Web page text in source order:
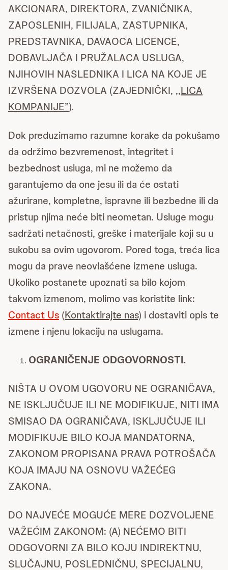
AKCIONARA, DIREKTORA, ZVANIČNIKA,
ZAPOSLENIH, FILIJALA, ZASTUPNIKA,
PREDSTAVNIKA, DAVAOCA LICENCE,
DOBAVLJAČA I PRUŽALACA USLUGA,
NJIHOVIH NASLEDNIKA I LICA NA KOJE JE
IZVRŠENA DOZVOLA (ZAJEDNIČKI, ,,LICA
KOMPANIJE”).
Dok preduzimamo razumne korake da pokušamo
da održimo bezvremenost, integritet i
bezbednost usluga, mi ne možemo da
garantujemo da one jesu ili da će ostati
ažurirane, kompletne, ispravne ili bezbedne ili da
pristup njima neće biti neometan. Usluge mogu
sadržati netačnosti, greške i materijale koji su u
sukobu sa ovim ugovorom. Pored toga, treća lica
mogu da prave neovlašćene izmene usluga.
Ukoliko postanete upoznati sa bilo kojom
takvom izmenom, molimo vas koristite link:
Contact Us (Kontaktirajte nas) i dostaviti opis te
izmene i njenu lokaciju na uslugama.
OGRANIČENJE ODGOVORNOSTI.
NIŠTA U OVOM UGOVORU NE OGRANIČAVA,
NE ISKLJUČUJE ILI NE MODIFIKUJE, NITI IMA
SMISAO DA OGRANIČAVA, ISKLJUČUJE ILI
MODIFIKUJE BILO KOJA MANDATORNA,
ZAKONOM PROPISANA PRAVA POTROŠAČA
KOJA IMAJU NA OSNOVU VAŽEĆEG
ZAKONA.
DO NAJVEĆE MOGUĆE MERE DOZVOLJENE
VAŽEĆIM ZAKONOM: (A) NEĆEMO BITI
ODGOVORNI ZA BILO KOJU INDIREKTNU,
SLUČAJNU, POSLEDNIČNU, SPECIJALNU,